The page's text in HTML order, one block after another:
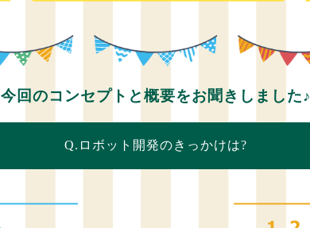
今回のコンセプトと概要をお聞きしました♪
Q.ロボット開発のきっかけは?